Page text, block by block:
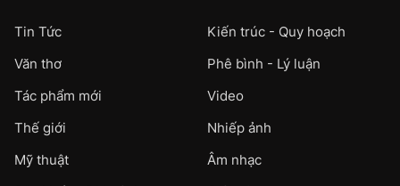
Tin Tức
Kiến trúc - Quy hoạch
Văn thơ
Phê bình - Lý luận
Tác phẩm mới
Video
Thế giới
Nhiếp ảnh
Mỹ thuật
Âm nhạc